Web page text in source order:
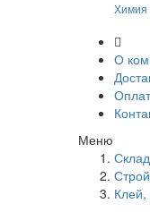
Химия
О
Меню
Клей,